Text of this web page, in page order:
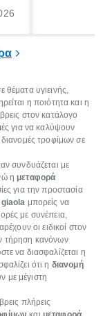
θέματα υγιεινής,
η ποιότητα και η
στον κατάλογο
για να καλύψουν
τροφίμων σε
συνδυάζεται με
η μεταφορά
για την προστασία
μπορείς να
με συνέπεια,
οι ειδικοί στον
τήρηση κανόνων
να διασφαλίζεται η
ότι η διανομή
με μέγιστη
πλήρεις